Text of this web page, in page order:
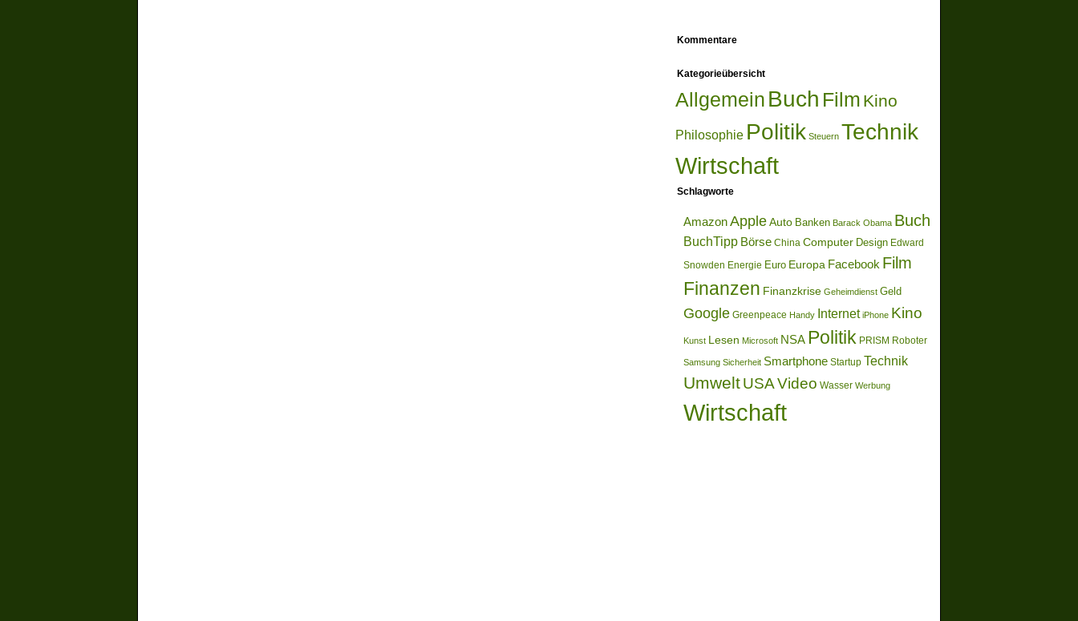
Kommentare
Kategorieübersicht
Allgemein Buch Film Kino
Philosophie Politik Steuern Technik
Wirtschaft
Schlagworte
AmazonApple Auto Banken Barack Obama Buch
BuchTipp Börse China Computer Design Edward
Snowden Energie Euro Europa Facebook Film
Finanzen Finanzkrise Geheimdienst Geld
Google Greenpeace Handy Internet iPhone Kino
Kunst Lesen Microsoft NSA Politik PRISM Roboter
Samsung Sicherheit Smartphone Startup Technik
UmweltUSAVideo Wasser Werbung
Wirtschaft